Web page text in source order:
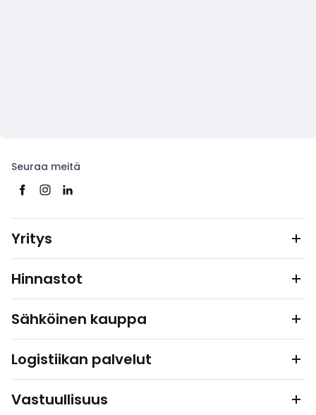
Seuraa meitä
Yritys
Hinnastot
Sähköinen kauppa
Logistiikan palvelut
Vastuullisuus